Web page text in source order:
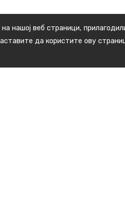
нашој веб страници,
да користите ову